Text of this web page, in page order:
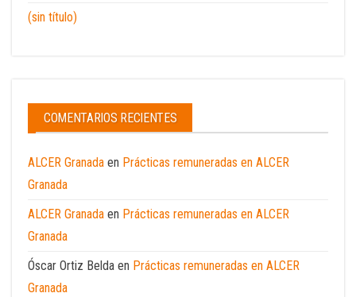
(sin título)
COMENTARIOS RECIENTES
ALCER Granada en Prácticas remuneradas en ALCER
Granada
ALCER Granada en Prácticas remuneradas en ALCER
Granada
Óscar Ortiz Belda en Prácticas remuneradas en ALCER
Granada